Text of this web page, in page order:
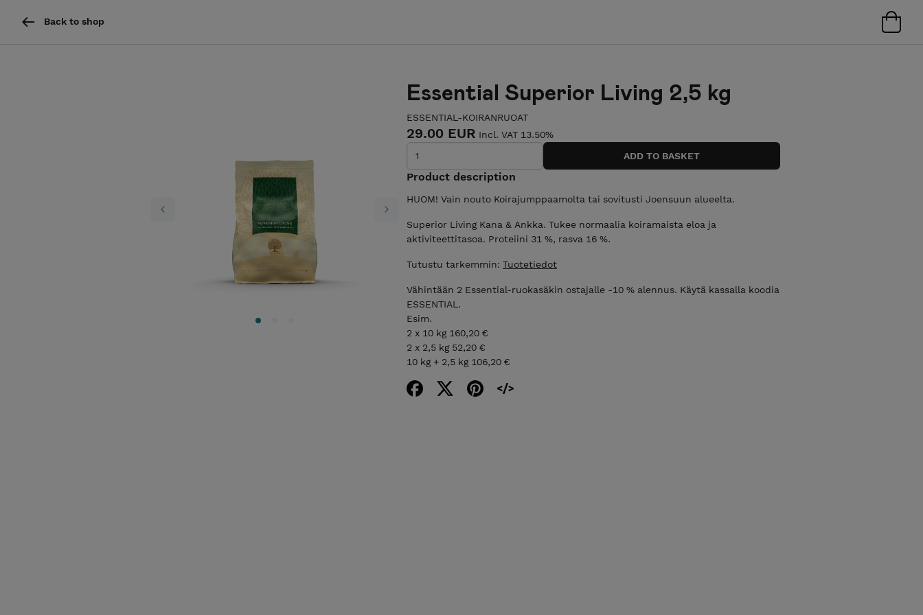
Back to shop
Previous Next
Essential Superior Living 2,5 kg
ESSENTIAL-KOIRANRUOAT
29.00 EUR Incl. VAT 13.50%
Product description
HUOM! Vain nouto Koirajumppaamolta tai sovitusti Joensuun alueelta.
Superior Living Kana & Ankka. Tukee normaalia koiramaista eloa ja
aktiviteettitasoa. Proteiini 31 %, rasva 16 %.
Tutustu tarkemmin: Tuotetiedot
Vähintään 2 Essential-ruokasäkin ostajalle -10 % alennus. Käytä kassalla koodia
ESSENTIAL.
Esim.
2 x 10 kg 160,20 €
2 x 2,5 kg 52,20 €
10 kg + 2,5 kg 106,20 €